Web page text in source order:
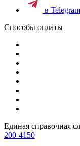
в Telegram
Способы оплаты
Единая справочная
200-4150